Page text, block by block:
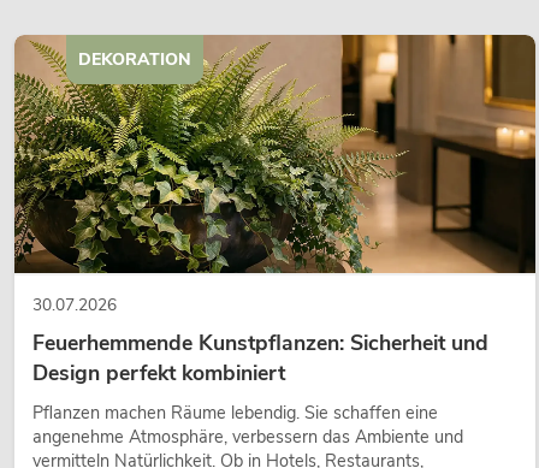
30.07.2026
Feuerhemmende Kunstpflanzen: Sicherheit und
Design perfekt kombiniert
Pflanzen machen Räume lebendig. Sie schaffen eine
angenehme Atmosphäre, verbessern das Ambiente und
vermitteln Natürlichkeit. Ob in Hotels, Restaurants,
DEKORATION